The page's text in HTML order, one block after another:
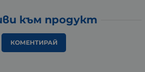
към продукт
КОМЕНТИРАЙ